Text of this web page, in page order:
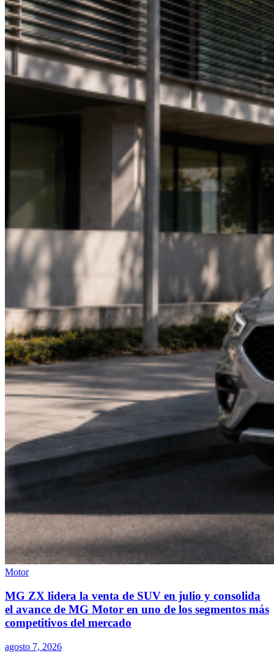
Motor
MG ZX lidera la venta de SUV en julio y consolida
el avance de MG Motor en uno de los segmentos más
competitivos del mercado
agosto 7, 2026